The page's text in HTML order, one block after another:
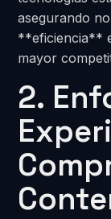
asegurando
**eficiencia**
mayor
2.